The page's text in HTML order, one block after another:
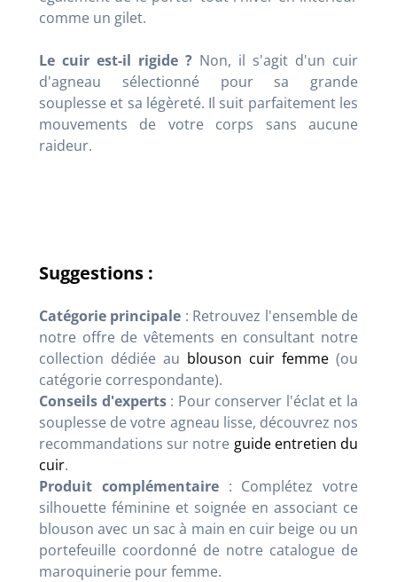
comme un gilet.
Le cuir est-il rigide ? Non, il s'agit d'un cuir
d'agneau sélectionné pour sa grande
souplesse et sa légèreté. Il suit parfaitement les
mouvements de votre corps sans aucune
raideur.
Suggestions :
Catégorie principale : Retrouvez l'ensemble de
notre offre de vêtements en consultant notre
collection dédiée au blouson cuir femme (ou
catégorie correspondante).
Conseils d'experts: Pour conserver l'éclat et la
souplesse de votre agneau lisse, découvrez nos
recommandations sur notre guide entretien du
cuir.
Produit complémentaire: Complétez votre
silhouette féminine et soignée en associant ce
blouson avec un sac à main en cuir beige ou un
portefeuille coordonné de notre catalogue de
maroquinerie pour femme.